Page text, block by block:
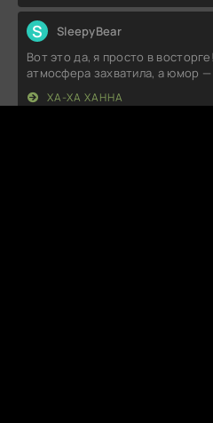
S SleepyBear
Вот это да, я просто в
атмосфера захватила, а юмор —
ХА-ХА ХАННА